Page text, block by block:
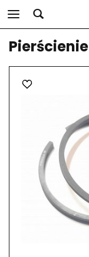
Pierścienie